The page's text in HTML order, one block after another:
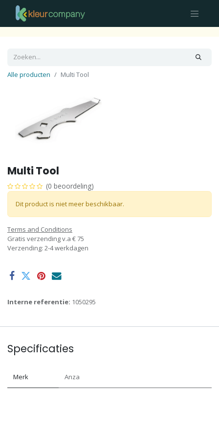
Alle producten Multi Tool
Multi Tool
(0 beoordeling)
Dit product is niet meer beschikbaar.
Terms and Conditions
Gratis verzending v.a € 75
Verzending: 2-4 werkdagen
Interne referentie: 1050295
Specificaties
Merk Anza